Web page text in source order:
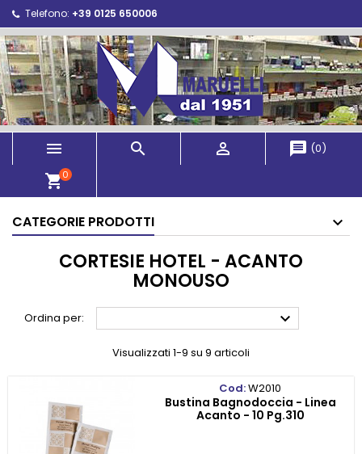
Telefono: +39 0125 650006
   message (0)
shopping_cart0
CATEGORIE PRODOTTI
CORTESIE HOTEL - ACANTO
MONOUSO
Ordina per: 
Visualizzati 1-9 su 9 articoli
Cod:W2010
Bustina Bagnodoccia - Linea
Acanto - 10 Pg.310